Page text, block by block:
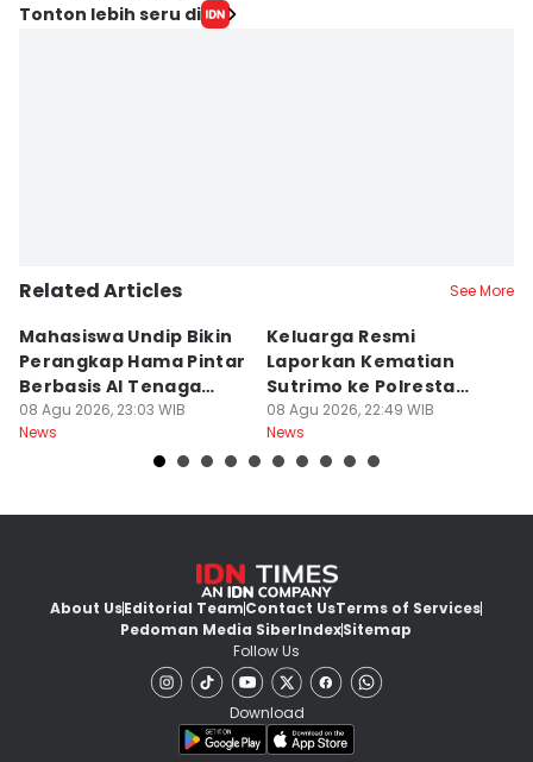
Tonton lebih seru di
Related Articles See More
Mahasiswa Undip Bikin
Perangkap Hama Pintar
Berbasis AI Tenaga
Surya
08 Agu 2026, 23:03 WIB
News
Keluarga Resmi
Laporkan Kematian
Sutrimo ke Polresta
Banyumas
08 Agu 2026, 22:49 WIB
News
About UsEditorial TeamContact UsTerms of Services
Pedoman Media SiberIndexSitemap
Follow Us
Download